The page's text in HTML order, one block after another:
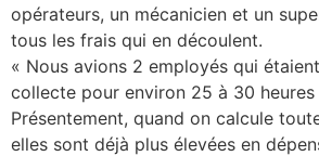
opérateurs, un mécanicien et un
tous les frais qui en découlent.
« Nous avions 2 employés qui
collecte pour environ 25 à 30 heures
Présentement, quand on calcule
elles sont déjà plus élevées en